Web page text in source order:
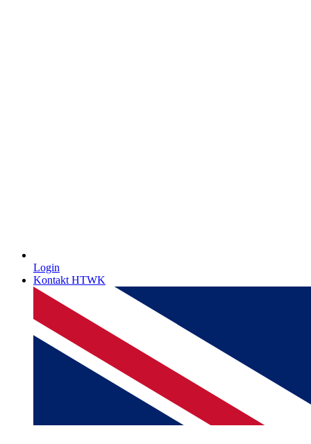
Login
Kontakt HTWK